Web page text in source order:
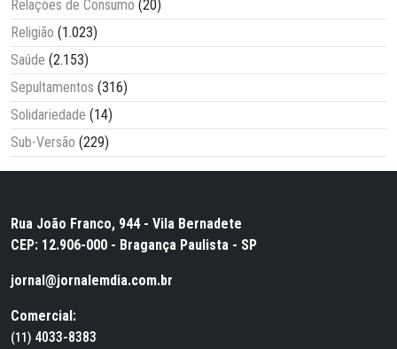
Relações de Consumo (20)
Religião (1.023)
Saúde (2.153)
Sepultamentos (316)
Solidariedade (14)
Sub-Versão (229)
Rua João Franco, 944 - Vila Bernadete
CEP: 12.906-000 - Bragança Paulista - SP
jornal@jornalemdia.com.br
Comercial:
(11) 4033-8383